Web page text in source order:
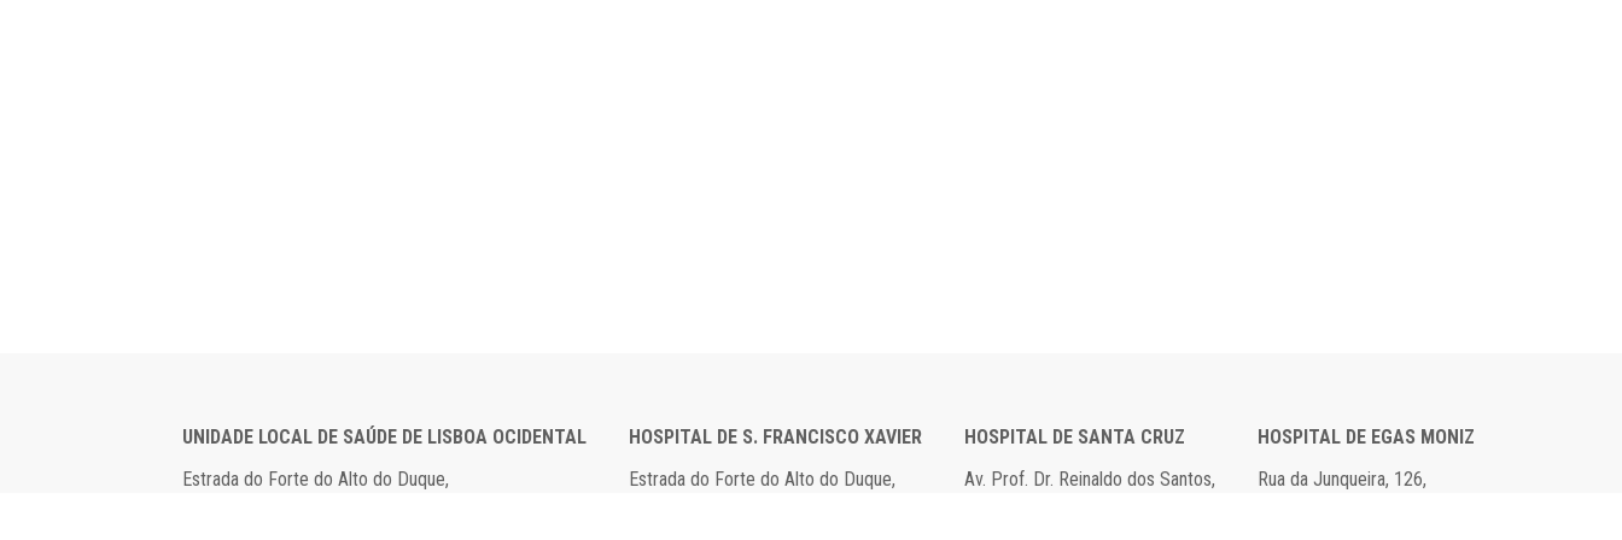
UNIDADE LOCAL DE SAÚDE DE LISBOA OCIDENTAL
Estrada do Forte do Alto do Duque,
HOSPITAL DE S. FRANCISCO XAVIER
Estrada do Forte do Alto do Duque,
HOSPITAL DE SANTA CRUZ
Av. Prof. Dr. Reinaldo dos Santos,
HOSPITAL DE EGAS MONIZ
Rua da Junqueira, 126,